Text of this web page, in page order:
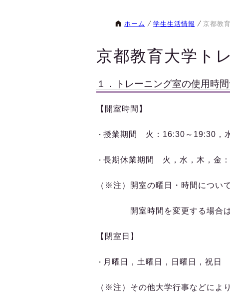
ホーム 学生生活情報 京都教
京都教育大学ト
１．トレーニング室の使用時
【開室時間】
・ 授業期間 火： 16:30 ～ 19:30 ，
・ 長期休業期間 火，水，木，金：
（※注）開室の曜日・時間につい
開室時間を変更する場合は，
【閉室日】
・ 月曜日，土曜日，日曜日，祝日
（※注）その他大学行事などによ